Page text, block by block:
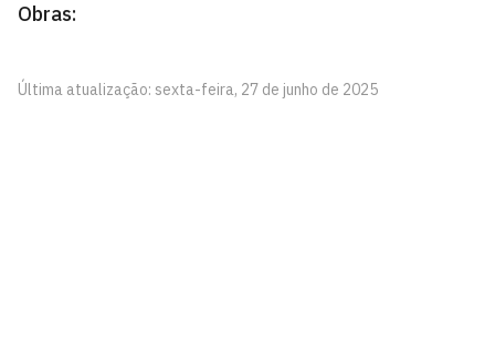
Obras:
Última atualização: sexta-feira, 27 de junho de 2025